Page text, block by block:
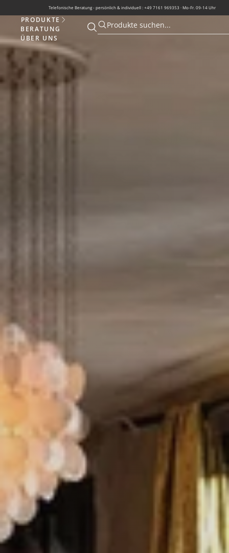
Telefonische Beratung - persönlich & individuell : +49 7161 969353 · Mo-Fr. 09-14 Uhr
Produkte
PRODUKTE
BERATUNG
ÜBER UNS
Suche öffnen
Suche öffnen
Produkte suchen...